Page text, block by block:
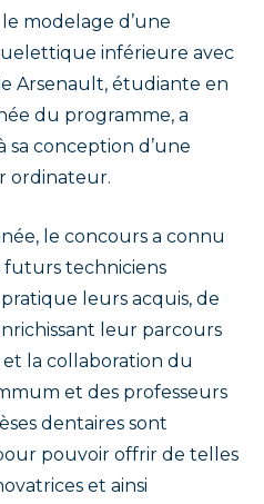
modelage d’une
inférieure avec
Arsenault, étudiante en
du programme, a
conception d’une
ordinateur.
le concours a connu
futurs techniciens
leurs acquis, de
leur parcours
et la collaboration du
et des professeurs
dentaires sont
pouvoir offrir de telles
et ainsi